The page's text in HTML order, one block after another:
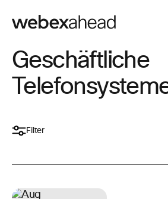
Geschäftliche
Filter